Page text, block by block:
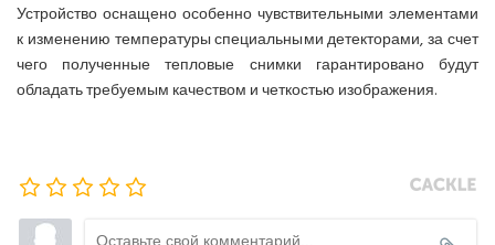
Устройство оснащено особенно чувствительными элементами
к изменению температуры специальными детекторами, за счет
чего полученные тепловые снимки гарантировано будут
обладать требуемым качеством и четкостью изображения.